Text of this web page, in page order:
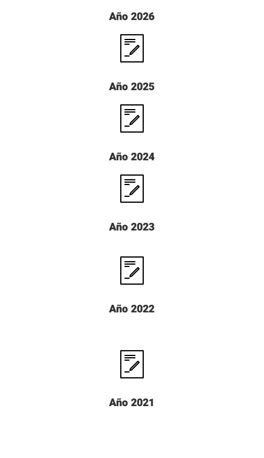
Año 2026
Año 2025
Año 2024
Año 2023
Año 2022
Año 2021